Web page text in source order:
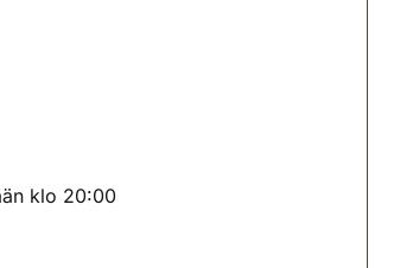
klo 20:00